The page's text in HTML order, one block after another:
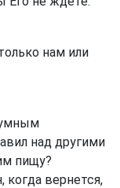
нам или
над другими
пищу?
когда вернется,